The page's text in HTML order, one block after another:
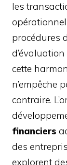
les
procédures
cette
n’empêche
contraire.
financiers
des
explorent